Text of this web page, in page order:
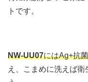
トです。
NW-UU07にはAg+抗
え、こまめに洗えば